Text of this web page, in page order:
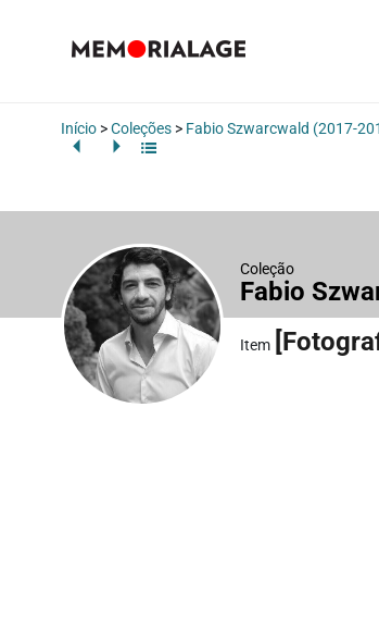
Início >Coleções > Fabio Szwarcwald (2017-
Coleção
Fabio
Item